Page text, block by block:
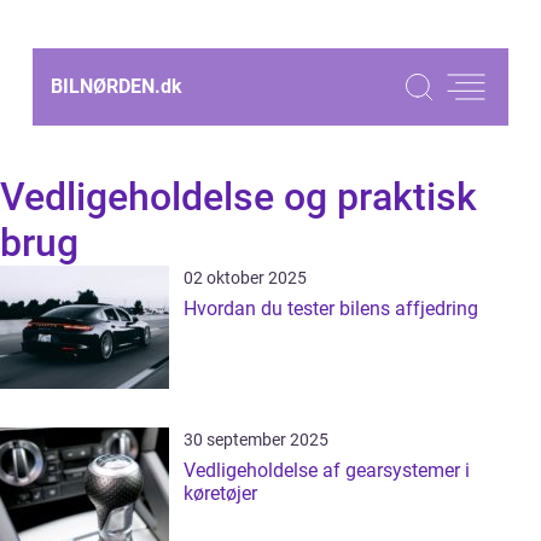
BILNØRDEN.dk
Vedligeholdelse og praktisk
brug
02 oktober 2025
Hvordan du tester bilens affjedring
30 september 2025
Vedligeholdelse af gearsystemer i
køretøjer